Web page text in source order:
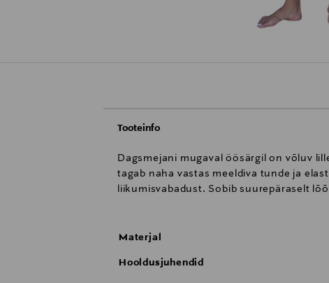
Tooteinfo
Dagsmejani mugaval öösärgil on võluv
tagab naha vastas meeldiva tunde ja
liikumisvabadust. Sobib suurepäraselt
Materjal
Hooldusjuhendid